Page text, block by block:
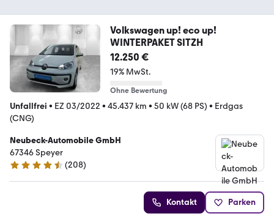
Volkswagen up! eco up!
WINTERPAKET SITZH
12.250 €
19% MwSt.
Ohne Bewertung
Unfallfrei • EZ 03/2022 • 45.437 km • 50 kW (68 PS) • Erdgas
(CNG)
Neubeck-Automobile GmbH
67346 Speyer
4.4 Sterne
(208)
Kontakt Parken